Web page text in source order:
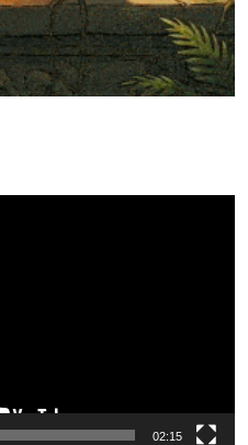
02:15